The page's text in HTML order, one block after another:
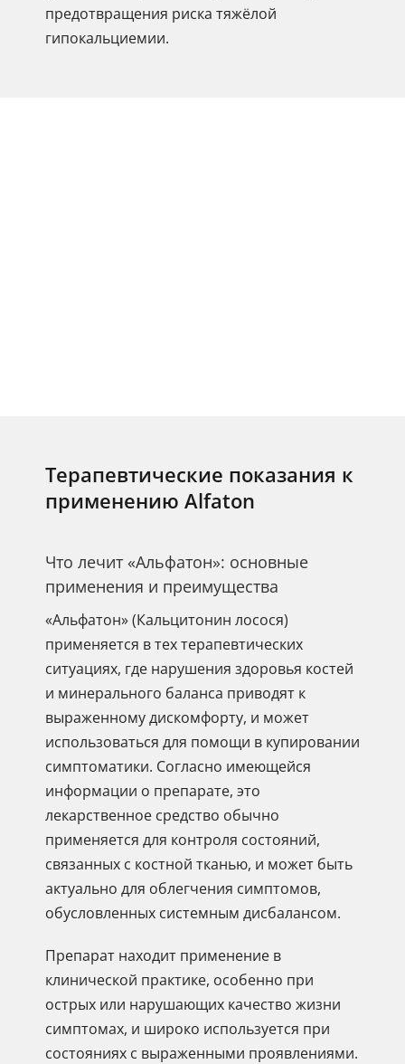
предотвращения риска тяжёлой
гипокальциемии.
Терапевтические показания к
применению Alfaton
Что лечит «Альфатон»: основные
применения и преимущества
«Альфатон» (Кальцитонин лосося)
применяется в тех терапевтических
ситуациях, где нарушения здоровья костей
и минерального баланса приводят к
выраженному дискомфорту, и может
использоваться для помощи в купировании
симптоматики. Согласно имеющейся
информации о препарате, это
лекарственное средство обычно
применяется для контроля состояний,
связанных с костной тканью, и может быть
актуально для облегчения симптомов,
обусловленных системным дисбалансом.
Препарат находит применение в
клинической практике, особенно при
острых или нарушающих качество жизни
симптомах, и широко используется при
состояниях с выраженными проявлениями.